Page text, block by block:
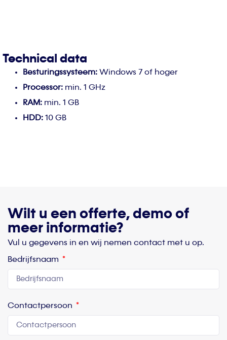
Technical data
Besturingssysteem: Windows 7 of hoger
Processor: min. 1 GHz
RAM: min. 1 GB
HDD: 10 GB
Wilt u een offerte, demo of
meer informatie?
Vul u gegevens in en wij nemen contact met u op.
Bedrijfsnaam
Contactpersoon